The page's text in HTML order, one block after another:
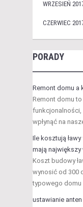
WRZESIEŃ
CZERWIEC
PORADY
Remont domu a
Remont domu
funkcjonalności,
wpłynąć na
Ile kosztują
mają największy
Koszt budowy
wynosić od 300
typowego domu
ustawianie